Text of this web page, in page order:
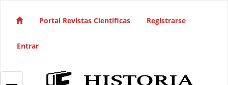
Navegación principal
Barra lateral
Portal Revistas Científicas Registrarse
Entrar